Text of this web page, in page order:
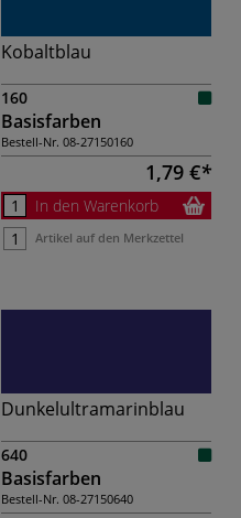
Kobaltblau
160
Basisfarben
Bestell-Nr. 08-27150160
1,79 €
In den Warenkorb
Artikel auf den Merkzettel
Dunkelultramarinblau
640
Basisfarben
Bestell-Nr. 08-27150640